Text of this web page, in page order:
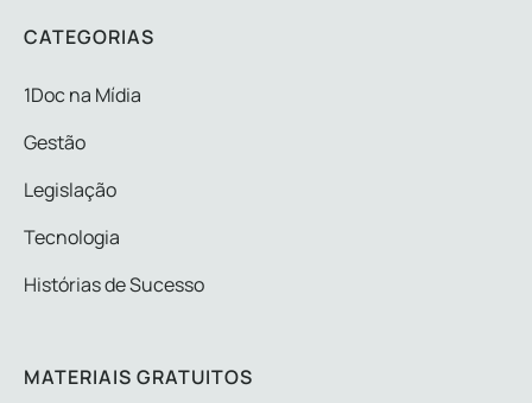
CATEGORIAS
1Doc na Mídia
Gestão
Legislação
Tecnologia
Histórias de Sucesso
MATERIAIS GRATUITOS